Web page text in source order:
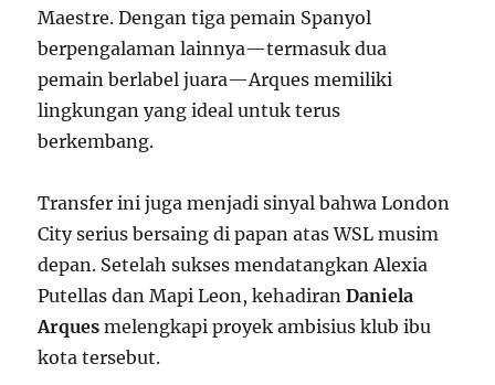
Maestre. Dengan tiga pemain Spanyol
berpengalaman lainnya—termasuk dua
pemain berlabel juara—Arques memiliki
lingkungan yang ideal untuk terus
berkembang.
Transfer ini juga menjadi sinyal bahwa London
City serius bersaing di papan atas WSL musim
depan. Setelah sukses mendatangkan Alexia
Putellas dan Mapi Leon, kehadiranDaniela
Arques melengkapi proyek ambisius klub ibu
kota tersebut.